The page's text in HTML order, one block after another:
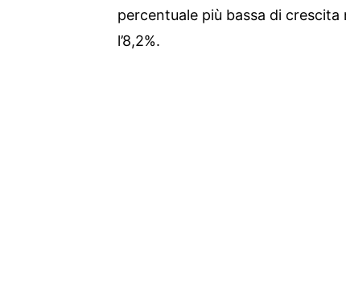
percentuale più bassa di crescita
l’8,2%.